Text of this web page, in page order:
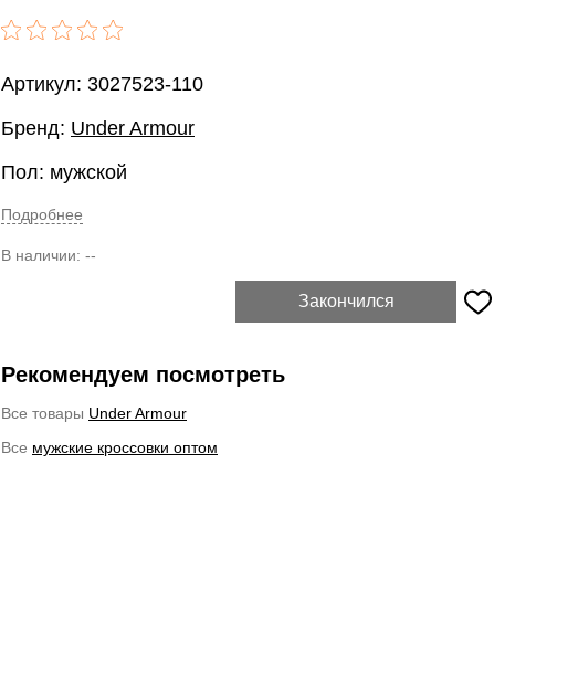
Артикул: 3027523-110
Бренд: Under Armour
Пол: мужской
Подробнее
В наличии: --
Закончился
Рекомендуем посмотреть
Все товары Under Armour
Все мужские кроссовки оптом